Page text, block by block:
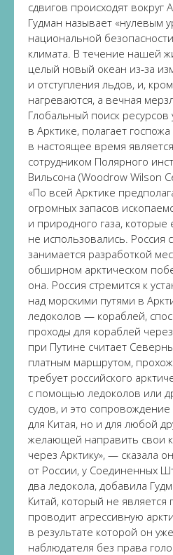
сдвигов происходят вокруг
Гудман называет «нулевым
национальной
климата. В течение нашей
целый новый океан из-за
и отступления льдов, и,
нагреваются, а вечная
Глобальный поиск ресурсов
в Арктике, полагает
в настоящее время
сотрудником Полярного
Вильсона (Woodrow Wilson
«По всей Арктике
огромных запасов
и природного газа, которые
не использовались.
занимается разработкой
обширном арктическом
она. Россия стремится к
над морскими путями в
ледоколов — кораблей,
проходы для кораблей
при Путине считает
платным маршрутом,
требует российского
с помощью ледоколов или
судов, и это сопровождение
для Китая, но и для любой
желающей направить свои
через Арктику», — сказала
от России, у Соединенных
два ледокола, добавила
Китай, который не является
проводит агрессивную
в результате которой он
наблюдателя без права